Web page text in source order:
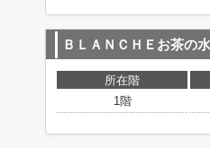
ＢＬＡＮＣＨＥお茶の水
所在階
1階